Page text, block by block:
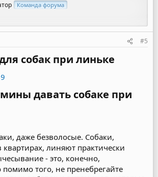
Команда форума
#5
собак при линьке​
давать собаке при
даже безволосые. Собаки,
линяют практически
- это, конечно,
помимо того, не пренебрегайте